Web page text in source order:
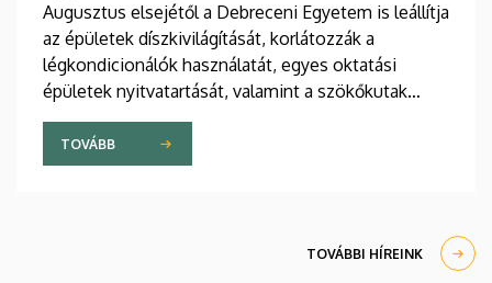
Augusztus elsejétől a Debreceni Egyetem is leállítja
az épületek díszkivilágítását, korlátozzák a
légkondicionálók használatát, egyes oktatási
épületek nyitvatartását, valamint a szökőkutak
működését.
TOVÁBB
TOVÁBBI HÍREINK